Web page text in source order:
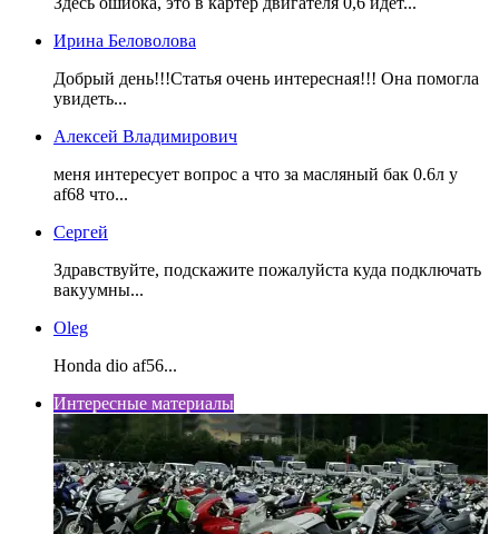
Ирина Беловолова
Добрый день!!!Статья очень интересная!!! Она помогла
увидеть...
Алексей Владимирович
меня интересует вопрос а что за масляный бак 0.6л у
af68 что...
Сергей
Здравствуйте, подскажите пожалуйста куда подключать
вакуумны...
Oleg
Honda dio af56...
Интересные материалы